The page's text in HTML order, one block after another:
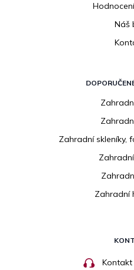
Náš
Zahradní skleníky,
Zahradní
Kontakt